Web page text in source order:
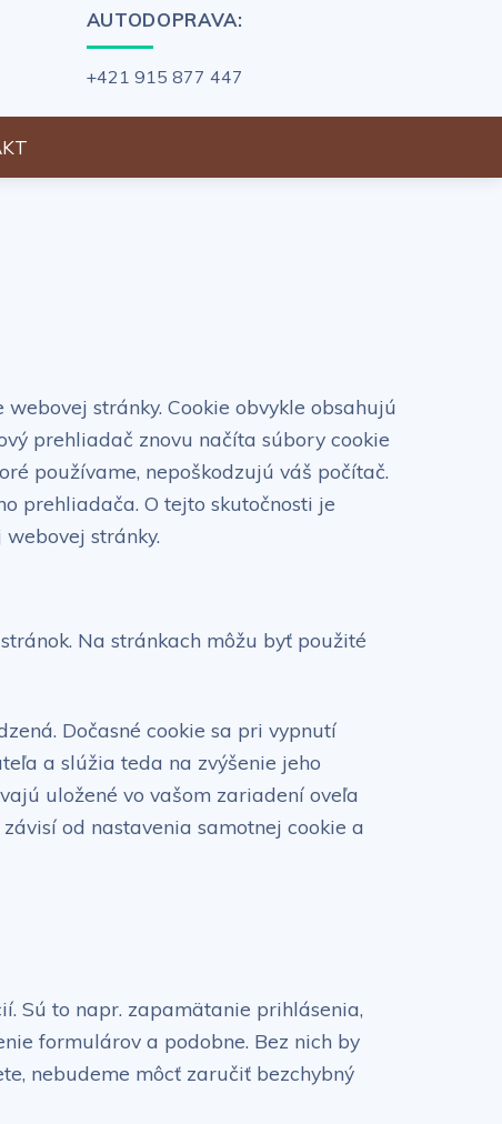
AUTODOPRAVA:
+421 915 877 447
stránky. Cookie obvykle obsahujú
prehliadač znovu načíta súbory cookie
používame, nepoškodzujú váš počítač.
prehliadača. O tejto skutočnosti je
stránky.
Na stránkach môžu byť použité
Dočasné cookie sa pri vypnutí
a slúžia teda na zvýšenie jeho
uložené vo vašom zariadení oveľa
od nastavenia samotnej cookie a
Sú to napr. zapamätanie prihlásenia,
formulárov a podobne. Bez nich by
nebudeme môcť zaručiť bezchybný